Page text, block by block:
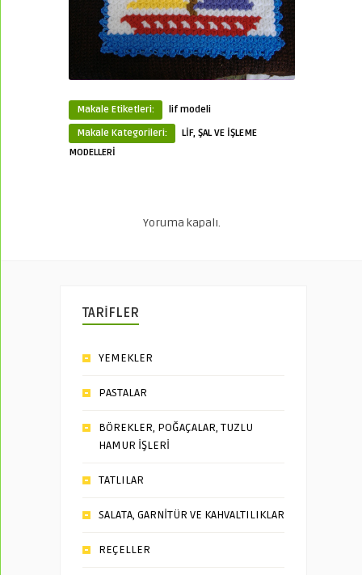
Makale Etiketleri:
lif modeli
Makale Kategorileri:
LİF, ŞAL VE İŞLEME
MODELLERİ
Yoruma kapalı.
TARİFLER
YEMEKLER
PASTALAR
BÖREKLER, POĞAÇALAR, TUZLU
HAMUR İŞLERİ
TATLILAR
SALATA, GARNİTÜR VE KAHVALTILIKLAR
REÇELLER